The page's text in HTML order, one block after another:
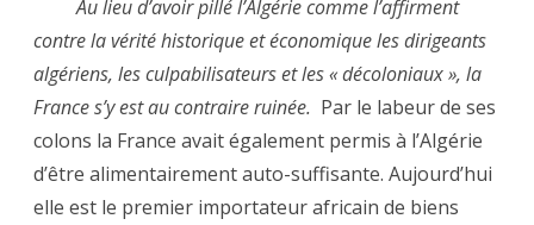
Au lieu d’avoir pillé l’Algérie comme l’affirment
contre la vérité historique et économique les dirigeants
algériens, les culpabilisateurs et les « décoloniaux », la
France s’y est au contraire ruinée. Par le labeur de ses
colons la France avait également permis à l’Algérie
d’être alimentairement auto-suffisante. Aujourd’hui
elle est le premier importateur africain de biens